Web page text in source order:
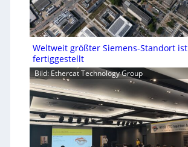
Weltweit größter Siemens-Standort ist
fertiggestellt
Bild: Ethercat Technology Group